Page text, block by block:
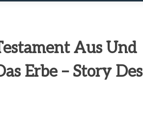
Aus Und
Erbe – Story Des